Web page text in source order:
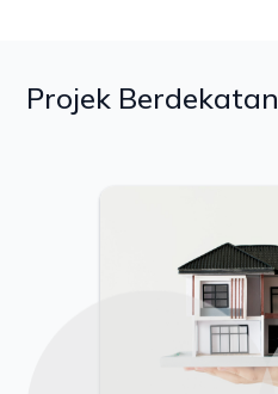
Projek Berdekatan